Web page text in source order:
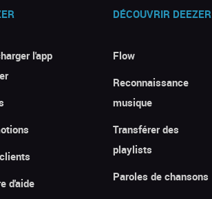
l'app
d'aide
DÉCOUVRIR DEEZER
Flow
Reconnaissance
musique
Transférer des
playlists
Paroles de chansons